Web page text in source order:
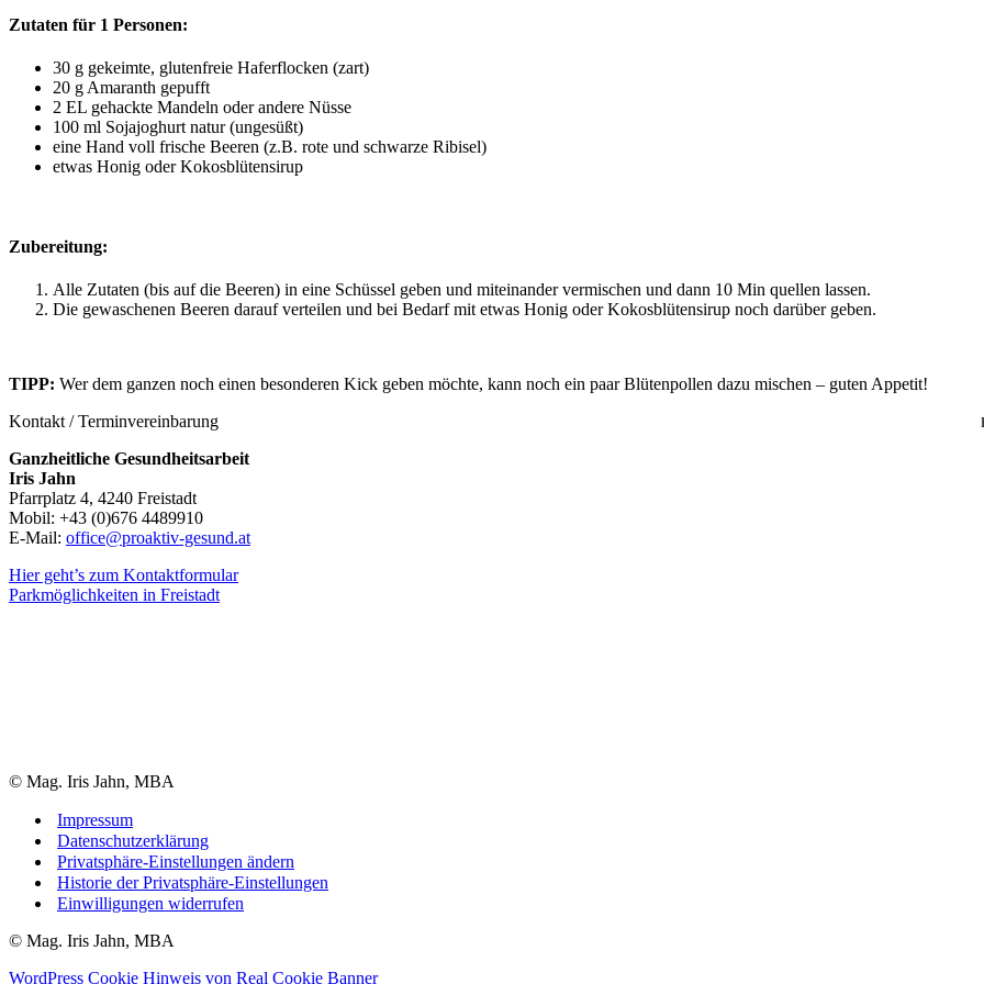
Zutaten für 1 Personen:
30 g gekeimte, glutenfreie Haferflocken (zart)
20 g Amaranth gepufft
2 EL gehackte Mandeln oder andere Nüsse
100 ml Sojajoghurt natur (ungesüßt)
eine Hand voll frische Beeren (z.B. rote und schwarze Ribisel)
etwas Honig oder Kokosblütensirup
Zubereitung:
Alle Zutaten (bis auf die Beeren) in eine Schüssel geben und miteinander vermischen und dann 10 Min quellen lassen.
Die gewaschenen Beeren darauf verteilen und bei Bedarf mit etwas Honig oder Kokosblütensirup noch darüber geben.
TIPP: Wer dem ganzen noch einen besonderen Kick geben möchte, kann noch ein paar Blütenpollen dazu mischen – guten Appetit!
Kontakt / Terminvereinbarung
Ganzheitliche Gesundheitsarbeit
Iris Jahn
Pfarrplatz 4, 4240 Freistadt
Mobil: +43 (0)676 4489910
E-Mail: office@proaktiv-gesund.at
Hier geht’s zum Kontaktformular
Parkmöglichkeiten in Freistadt
© Mag. Iris Jahn, MBA
Impressum
Datenschutzerklärung
Privatsphäre-Einstellungen ändern
Historie der Privatsphäre-Einstellungen
Einwilligungen widerrufen
© Mag. Iris Jahn, MBA
WordPress Cookie Hinweis von Real Cookie Banner